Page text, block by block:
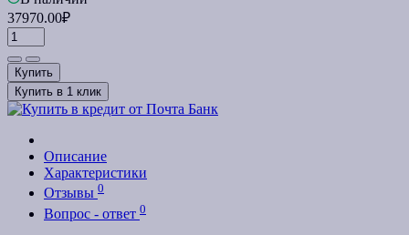
37970.00₽
Купить
Купить в 1 клик
Описание
Характеристики
Отзывы 0
Вопрос - ответ 0